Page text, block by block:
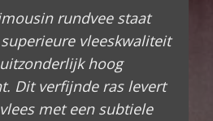
rundvee staat
vleeskwaliteit
hoog
Dit verfijnde ras levert
met een subtiele